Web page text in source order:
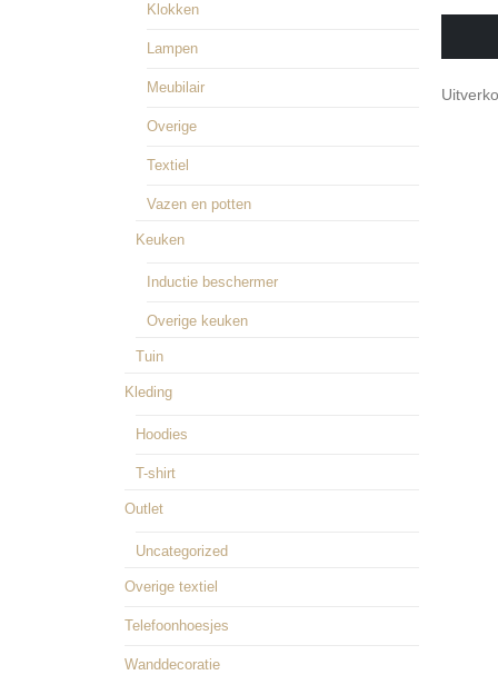
Klokken
Lampen
Meubilair
Overige
Textiel
Vazen en potten
Keuken
Inductie beschermer
Overige keuken
Tuin
Kleding
Hoodies
T-shirt
Outlet
Uncategorized
Overige textiel
Telefoonhoesjes
Wanddecoratie